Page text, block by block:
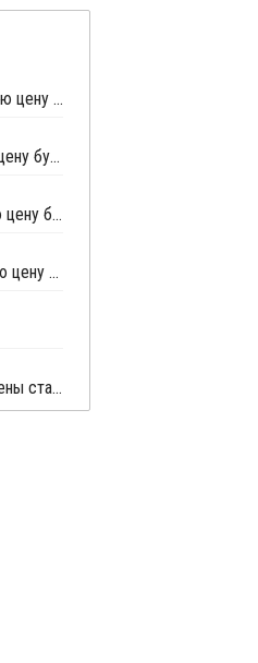
Formosa подняла мартовскую контрактную цену бутадиена на USD315 за тонну
YNCC подняла мартовскую контрактную цену бутадиена на USD320 за тонну
YNCC подняла февральскую контрактную цену бутадиена на USD180 за тонну
YNCC понизила декабрьскую контрактную цену бутадиена на USD155 за тонну
Спрос на БСК в Азии остается слабым, цены стабильны